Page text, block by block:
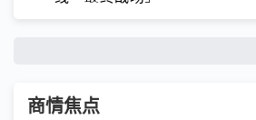
商情焦点